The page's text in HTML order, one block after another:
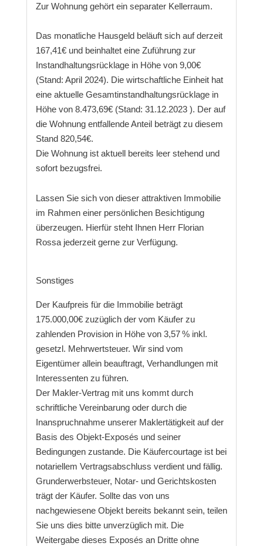
Zur Wohnung gehört ein separater Kellerraum.
Das monatliche Hausgeld beläuft sich auf derzeit
167,41€ und beinhaltet eine Zuführung zur
Instandhaltungsrücklage in Höhe von 9,00€
(Stand: April 2024). Die wirtschaftliche Einheit hat
eine aktuelle Gesamtinstandhaltungsrücklage in
Höhe von 8.473,69€ (Stand: 31.12.2023 ). Der auf
die Wohnung entfallende Anteil beträgt zu diesem
Stand 820,54€.
Die Wohnung ist aktuell bereits leer stehend und
sofort bezugsfrei.
Lassen Sie sich von dieser attraktiven Immobilie
im Rahmen einer persönlichen Besichtigung
überzeugen. Hierfür steht Ihnen Herr Florian
Rossa jederzeit gerne zur Verfügung.
Sonstiges
Der Kaufpreis für die Immobilie beträgt
175.000,00€ zuzüglich der vom Käufer zu
zahlenden Provision in Höhe von 3,57 % inkl.
gesetzl. Mehrwertsteuer. Wir sind vom
Eigentümer allein beauftragt, Verhandlungen mit
Interessenten zu führen.
Der Makler-Vertrag mit uns kommt durch
schriftliche Vereinbarung oder durch die
Inanspruchnahme unserer Maklertätigkeit auf der
Basis des Objekt-Exposés und seiner
Bedingungen zustande. Die Käufercourtage ist bei
notariellem Vertragsabschluss verdient und fällig.
Grunderwerbsteuer, Notar- und Gerichtskosten
trägt der Käufer. Sollte das von uns
nachgewiesene Objekt bereits bekannt sein, teilen
Sie uns dies bitte unverzüglich mit. Die
Weitergabe dieses Exposés an Dritte ohne